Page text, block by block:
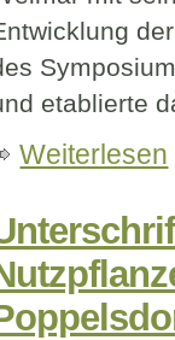
etablierte
Weiterlesen